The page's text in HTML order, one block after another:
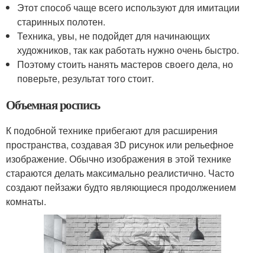
Этот способ чаще всего используют для имитации
старинных полотен.
Техника, увы, не подойдет для начинающих
художников, так как работать нужно очень быстро.
Поэтому стоить нанять мастеров своего дела, но
поверьте, результат того стоит.
Объемная роспись
К подобной технике прибегают для расширения
пространства, создавая 3D рисунок или рельефное
изображение. Обычно изображения в этой технике
стараются делать максимально реалистично. Часто
создают пейзажи будто являющиеся продолжением
комнаты.